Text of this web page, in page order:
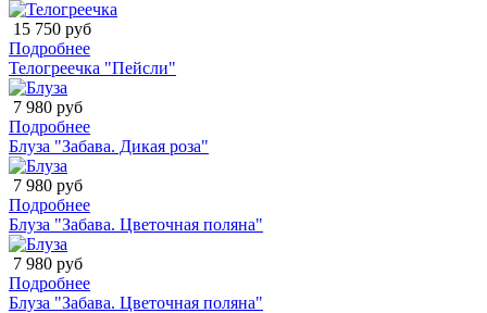
15 750 руб
Подробнее
Телогреечка "Пейсли"
7 980 руб
Подробнее
Блуза "Забава. Дикая роза"
7 980 руб
Подробнее
Блуза "Забава. Цветочная поляна"
7 980 руб
Подробнее
Блуза "Забава. Цветочная поляна"